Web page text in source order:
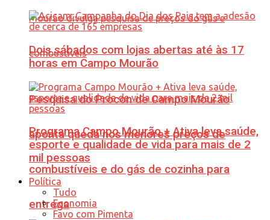
Pesquisa do Procon de Campo Mourão
aponta queda nos menores preços de
combustíveis e do gás de cozinha para
entrega
Dois sábados com lojas abertas até às 17
horas em Campo Mourão
Programa Campo Mourão + Ativa leva saúde,
esporte e qualidade de vida para mais de 2
mil pessoas
Política
Tudo
Economia
Favo com Pimenta